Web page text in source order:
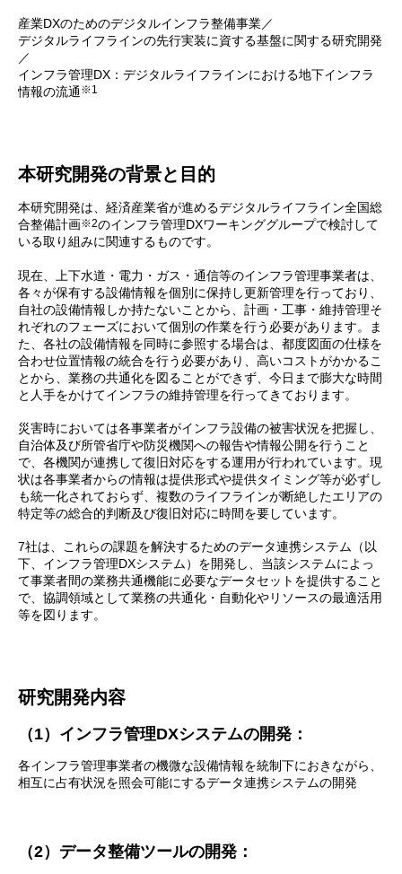
産業DXのためのデジタルインフラ整備事業／
デジタルライフラインの先行実装に資する基盤に関する研究開発
／
インフラ管理DX：デジタルライフラインにおける地下インフラ
情報の流通 ※1
本研究開発の背景と目的
本研究開発は、経済産業省が進めるデジタルライフライン全国総
合整備計画※2のインフラ管理DXワーキンググループで検討して
いる取り組みに関連するものです。
現在、上下水道・電力・ガス・通信等のインフラ管理事業者は、
各々が保有する設備情報を個別に保持し更新管理を行っており、
自社の設備情報しか持たないことから、計画・工事・維持管理そ
れぞれのフェーズにおいて個別の作業を行う必要があります。ま
た、各社の設備情報を同時に参照する場合は、都度図面の仕様を
合わせ位置情報の統合を行う必要があり、高いコストがかかるこ
とから、業務の共通化を図ることができず、今日まで膨大な時間
と人手をかけてインフラの維持管理を行ってきております。
災害時においては各事業者がインフラ設備の被害状況を把握し、
自治体及び所管省庁や防災機関への報告や情報公開を行うこと
で、各機関が連携して復旧対応をする運用が行われています。現
状は各事業者からの情報は提供形式や提供タイミング等が必ずし
も統一化されておらず、複数のライフラインが断絶したエリアの
特定等の総合的判断及び復旧対応に時間を要しています。
7社は、これらの課題を解決するためのデータ連携システム（以
下、インフラ管理DXシステム）を開発し、当該システムによっ
て事業者間の業務共通機能に必要なデータセットを提供すること
で、協調領域として業務の共通化・自動化やリソースの最適活用
等を図ります。
研究開発内容
（1）インフラ管理DXシステムの開発：
各インフラ管理事業者の機微な設備情報を統制下におきながら、
相互に占有状況を照会可能にするデータ連携システムの開発
（2）データ整備ツールの開発：